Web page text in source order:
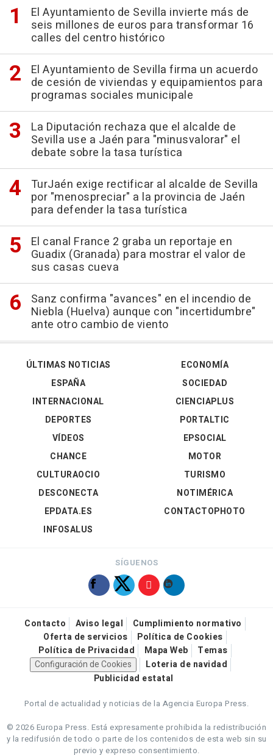
El Ayuntamiento de Sevilla invierte más de
seis millones de euros para transformar 16
calles del centro histórico
El Ayuntamiento de Sevilla firma un acuerdo
de cesión de viviendas y equipamientos para
programas sociales municipale
La Diputación rechaza que el alcalde de
Sevilla use a Jaén para "minusvalorar" el
debate sobre la tasa turística
TurJaén exige rectificar al alcalde de Sevilla
por "menospreciar" a la provincia de Jaén
para defender la tasa turística
El canal France 2 graba un reportaje en
Guadix (Granada) para mostrar el valor de
sus casas cueva
Sanz confirma "avances" en el incendio de
Niebla (Huelva) aunque con "incertidumbre"
ante otro cambio de viento
ÚLTIMAS NOTICIAS
ESPAÑA
INTERNACIONAL
DEPORTES
VÍDEOS
ECONOMÍA
SOCIEDAD
CIENCIAPLUS
PORTALTIC
EPSOCIAL
CHANCE
CULTURAOCIO
DESCONECTA
EPDATA.ES
INFOSALUS
MOTOR
TURISMO
NOTIMÉRICA
CONTACTOPHOTO
SÍGUENOS
Contacto Aviso legal
Cumplimiento normativo
Oferta de servicios
Política de Cookies
Política de Privacidad
Mapa Web
Temas
Configuración de Cookies
Loteria de navidad
Publicidad estatal
Portal de actualidad y noticias de la Agencia Europa Press.
© 2026 Europa Press. Está expresamente prohibida la redistribución
y la redifusión de todo o parte de los contenidos de esta web sin su
previo y expreso consentimiento.